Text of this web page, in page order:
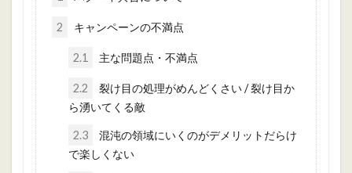
2 キャンペーンの不満点
2.1 主な問題点・不満点
2.2
裂け目の処理がめんどくさい / 裂け目か
ら湧いてくる敵
2.3
混沌の領域にいくのがデメリットだらけ
で楽しくない